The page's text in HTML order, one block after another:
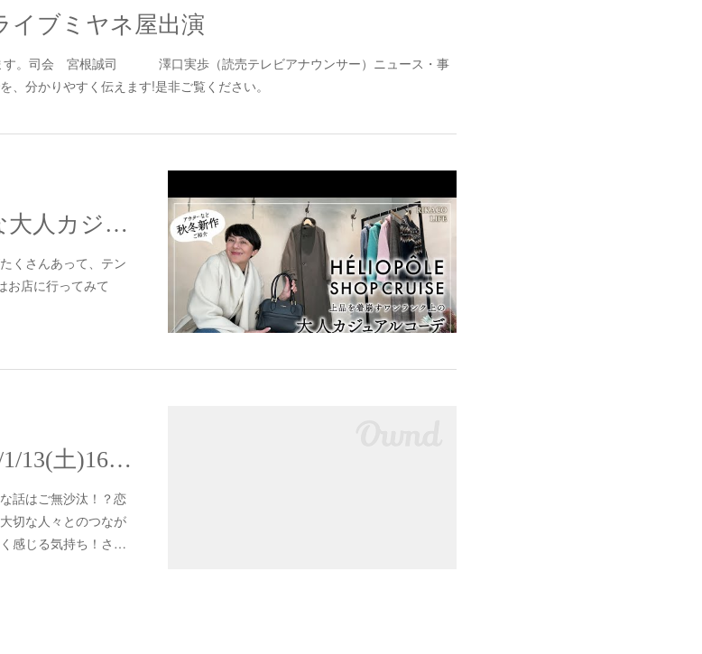
イブミヤネ屋出演
す。司会 宮根誠司 澤口実歩（読売テレビアナウンサー）ニュース・事
分かりやすく伝えます!是非ご覧ください。
【配信】YouTube【上品な大人カジュアルコーデ】エリオポールの秋冬新作！上品を着崩すワンランク上の大人カジュアルコーデをご紹介♪
くさんあって、テン
お店に行ってみて
【ディナーショー】2024/1/13(土)16:30～ [恋する Night RIKACO Night] ～RIKACOがプロデュースする大人のニューイヤーパーティー/ディナーショー
話はご無沙汰！？恋
切な人々とのつなが
感じる気持ち！さ…